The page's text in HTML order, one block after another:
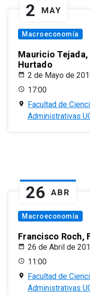
2 MAY
Macroeconomía
Mauricio
Hurtado
2 de Mayo de
17:00
Facultad de
Administrativas
26 ABR
Macroeconomía
Francisco Roch,
26 de Abril de
11:00
Facultad de
Administrativas